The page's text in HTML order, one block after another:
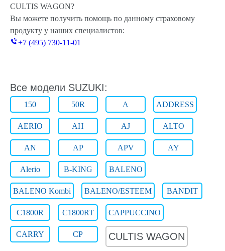
CULTIS WAGON?
Вы можете получить помощь по данному страховому
продукту у наших специалистов:
+7 (495) 730-11-01
Все модели SUZUKI:
150 50R A ADDRESS
AERIO AH AJ ALTO
AN AP APV AY
Alerio B-KING BALENO
BALENO Kombi BALENO/ESTEEM BANDIT
C1800R C1800RT CAPPUCCINO
CARRY CP CULTIS WAGON